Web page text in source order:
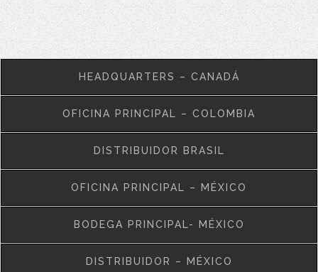
HEADQUARTERS – CANADÁ
OFICINA PRINCIPAL – COLOMBIA
DISTRIBUIDOR BRASIL
OFICINA PRINCIPAL – MÉXICO
BODEGA PRINCIPAL- MÉXICO
DISTRIBUIDOR – MÉXICO